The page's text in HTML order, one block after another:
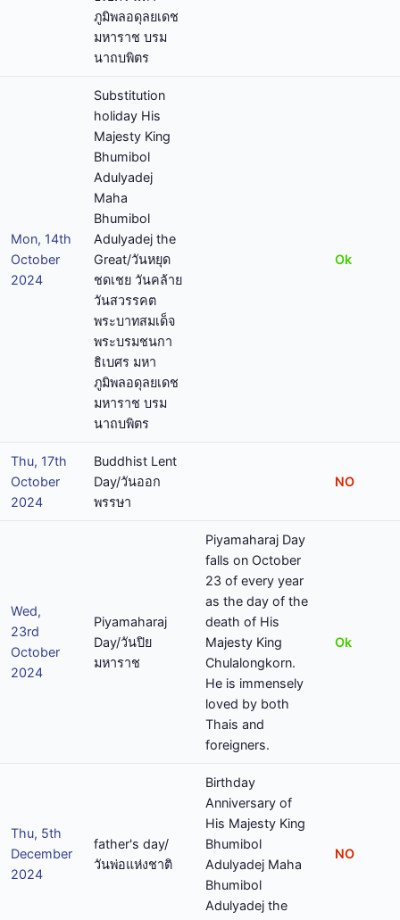
ภูมิพลอดุลยเดช
มหาราช บรม
นาถบพิตร
Mon, 14th
October
2024
Substitution
holiday His
Majesty King
Bhumibol
Adulyadej
Maha
Bhumibol
Adulyadej the
Great/วันหยุด
ชดเชย วันคล้าย
วันสวรรคต
พระบาทสมเด็จ
พระบรมชนกา
ธิเบศร มหา
ภูมิพลอดุลยเดช
มหาราช บรม
นาถบพิตร
Ok
Thu, 17th
October
2024
Buddhist Lent
Day/วันออก
พรรษา
NO
Wed,
23rd
October
2024
Piyamaharaj
Day/วันปิย
มหาราช
Piyamaharaj Day
falls on October
23 of every year
as the day of the
death of His
Majesty King
Chulalongkorn.
He is immensely
loved by both
Thais and
foreigners.
Ok
Thu, 5th
December
2024
father's day/
วันพ่อแห่งชาติ
Birthday
Anniversary of
His Majesty King
Bhumibol
Adulyadej Maha
Bhumibol
Adulyadej the
NO